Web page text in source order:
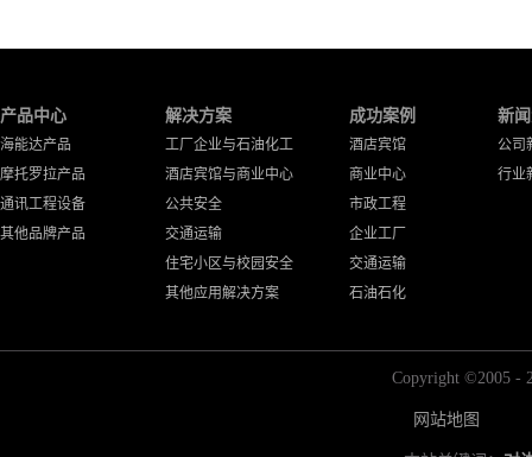
产品中心
海能达产品
摩托罗拉产品
通讯工程设备
其他品牌产品
解决方案
工厂企业与石油化工
酒店宾馆与商业中心
公共安全
交通运输
住宅小区与校园安全
其他应用解决方案
成功案例
酒店宾馆
商业中心
市政工程
企业工厂
交通运输
石油石化
新
公司
行业
Copyright ©2005 -
网站地图